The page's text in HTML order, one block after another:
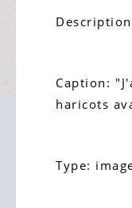
Caption:
haricots
Type: